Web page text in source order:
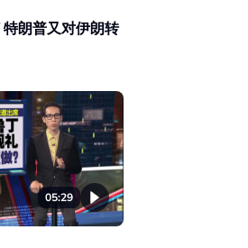
朗普又对伊朗转
05:29